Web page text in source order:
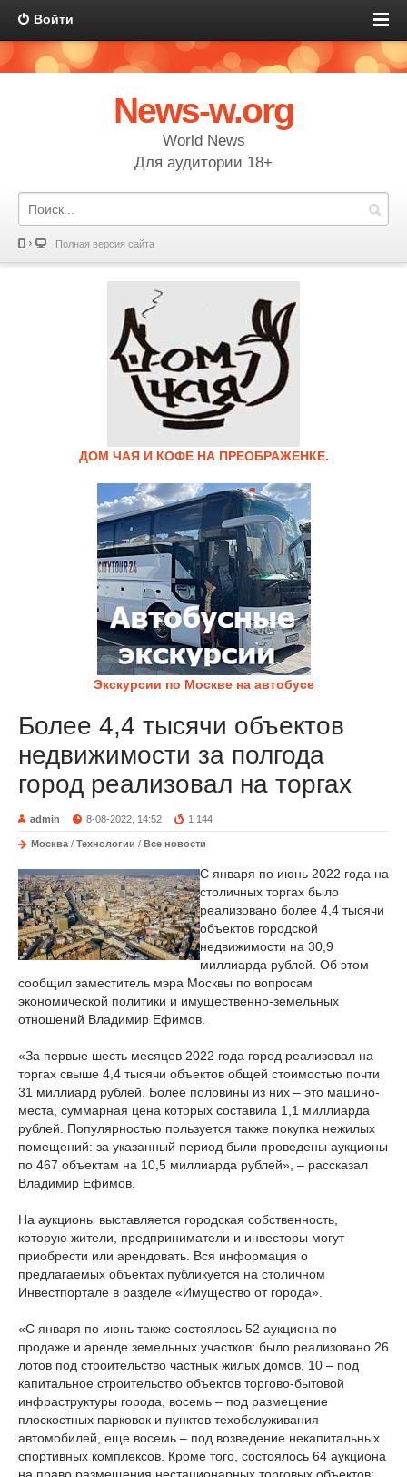
Войти
News-w.org
World News
Для аудитории 18+
Полная версия сайта
ДОМ ЧАЯ И КОФЕ НА ПРЕОБРАЖЕНКЕ.
Экскурсии по Москве на автобусе
Более 4,4 тысячи объектов
недвижимости за полгода
город реализовал на торгах
admin 8-08-2022, 14:52 1 144
Москва / Технологии / Все новости
С января по июнь 2022 года на
столичных торгах было
реализовано более 4,4 тысячи
объектов городской
недвижимости на 30,9
миллиарда рублей. Об этом
сообщил заместитель мэра Москвы по вопросам
экономической политики и имущественно-земельных
отношений Владимир Ефимов.
«За первые шесть месяцев 2022 года город реализовал на
торгах свыше 4,4 тысячи объектов общей стоимостью почти
31 миллиард рублей. Более половины из них – это машино-
места, суммарная цена которых составила 1,1 миллиарда
рублей. Популярностью пользуется также покупка нежилых
помещений: за указанный период были проведены аукционы
по 467 объектам на 10,5 миллиарда рублей», – рассказал
Владимир Ефимов.
На аукционы выставляется городская собственность,
которую жители, предприниматели и инвесторы могут
приобрести или арендовать. Вся информация о
предлагаемых объектах публикуется на столичном
Инвестпортале в разделе «Имущество от города».
«С января по июнь также состоялось 52 аукциона по
продаже и аренде земельных участков: было реализовано 26
лотов под строительство частных жилых домов, 10 – под
капитальное строительство объектов торгово-бытовой
инфраструктуры города, восемь – под размещение
плоскостных парковок и пунктов техобслуживания
автомобилей, еще восемь – под возведение некапитальных
спортивных комплексов. Кроме того, состоялось 64 аукциона